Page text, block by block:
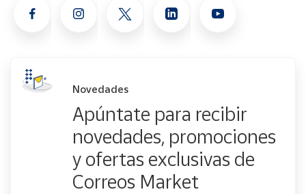
Novedades
Apúntate para recibir
novedades, promociones
y ofertas exclusivas de
Correos Market